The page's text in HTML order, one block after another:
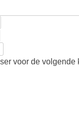
voor de